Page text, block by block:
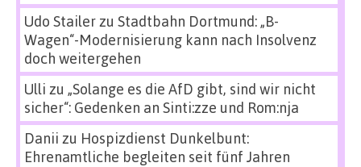
Udo Stailerzu Stadtbahn Dortmund: „B-
Wagen“-Modernisierung kann nach Insolvenz
doch weitergehen
Ulli zu „Solange es die AfD gibt, sind wir nicht
sicher“: Gedenken an Sinti:zze und Rom:nja
Danii zu Hospizdienst Dunkelbunt:
Ehrenamtliche begleiten seit fünf Jahren